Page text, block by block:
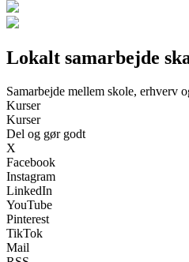
Lokalt samarbejde
Samarbejde mellem skole,
Kurser
Kurser
Del og gør godt
X
Facebook
Instagram
LinkedIn
YouTube
Pinterest
TikTok
Mail